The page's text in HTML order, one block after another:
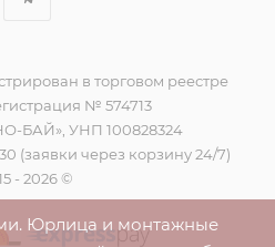
в торговом реестре
№ 574713
БАЙ», УНП 100828324
(заявки через корзину 24/7)
- 2026 ©
Юрлица и монтажные